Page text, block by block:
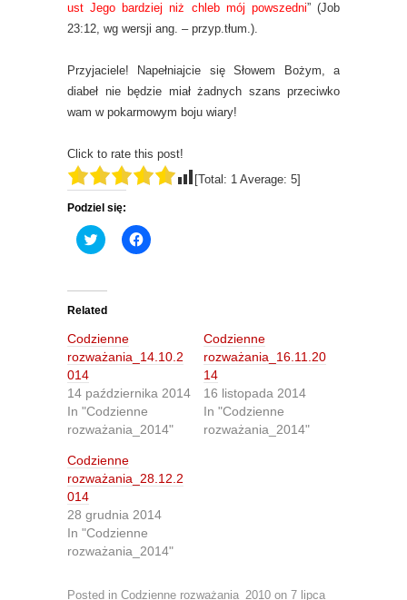
ust Jego bardziej niż chleb mój powszedni” (Job
23:12, wg wersji ang. – przyp.tłum.).
Przyjaciele! Napełniajcie się Słowem Bożym, a
diabeł nie będzie miał żadnych szans przeciwko
wam w pokarmowym boju wiary!
Click to rate this post!
[Total: 1 Average: 5]
Podziel się:
C
l
t
o
s
h
a
r
e
n
T
w
i
t
e
r
(
e
n
s
i
e
C
l
r
e
n
F
a
c
e
o
k
O
p
e
n
s
n
Related
Codzienne
rozważania_14.10.2
014
14 października 2014
In "Codzienne
rozważania_2014"
Codzienne
rozważania_16.11.20
14
16 listopada 2014
In "Codzienne
rozważania_2014"
Codzienne
rozważania_28.12.2
014
28 grudnia 2014
In "Codzienne
rozważania_2014"
Posted in Codzienne rozważania_2010 on 7 lipca